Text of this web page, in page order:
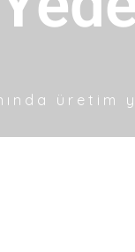
üretim